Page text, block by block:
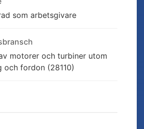
som arbetsgivare
motorer och turbiner utom
fordon (28110)